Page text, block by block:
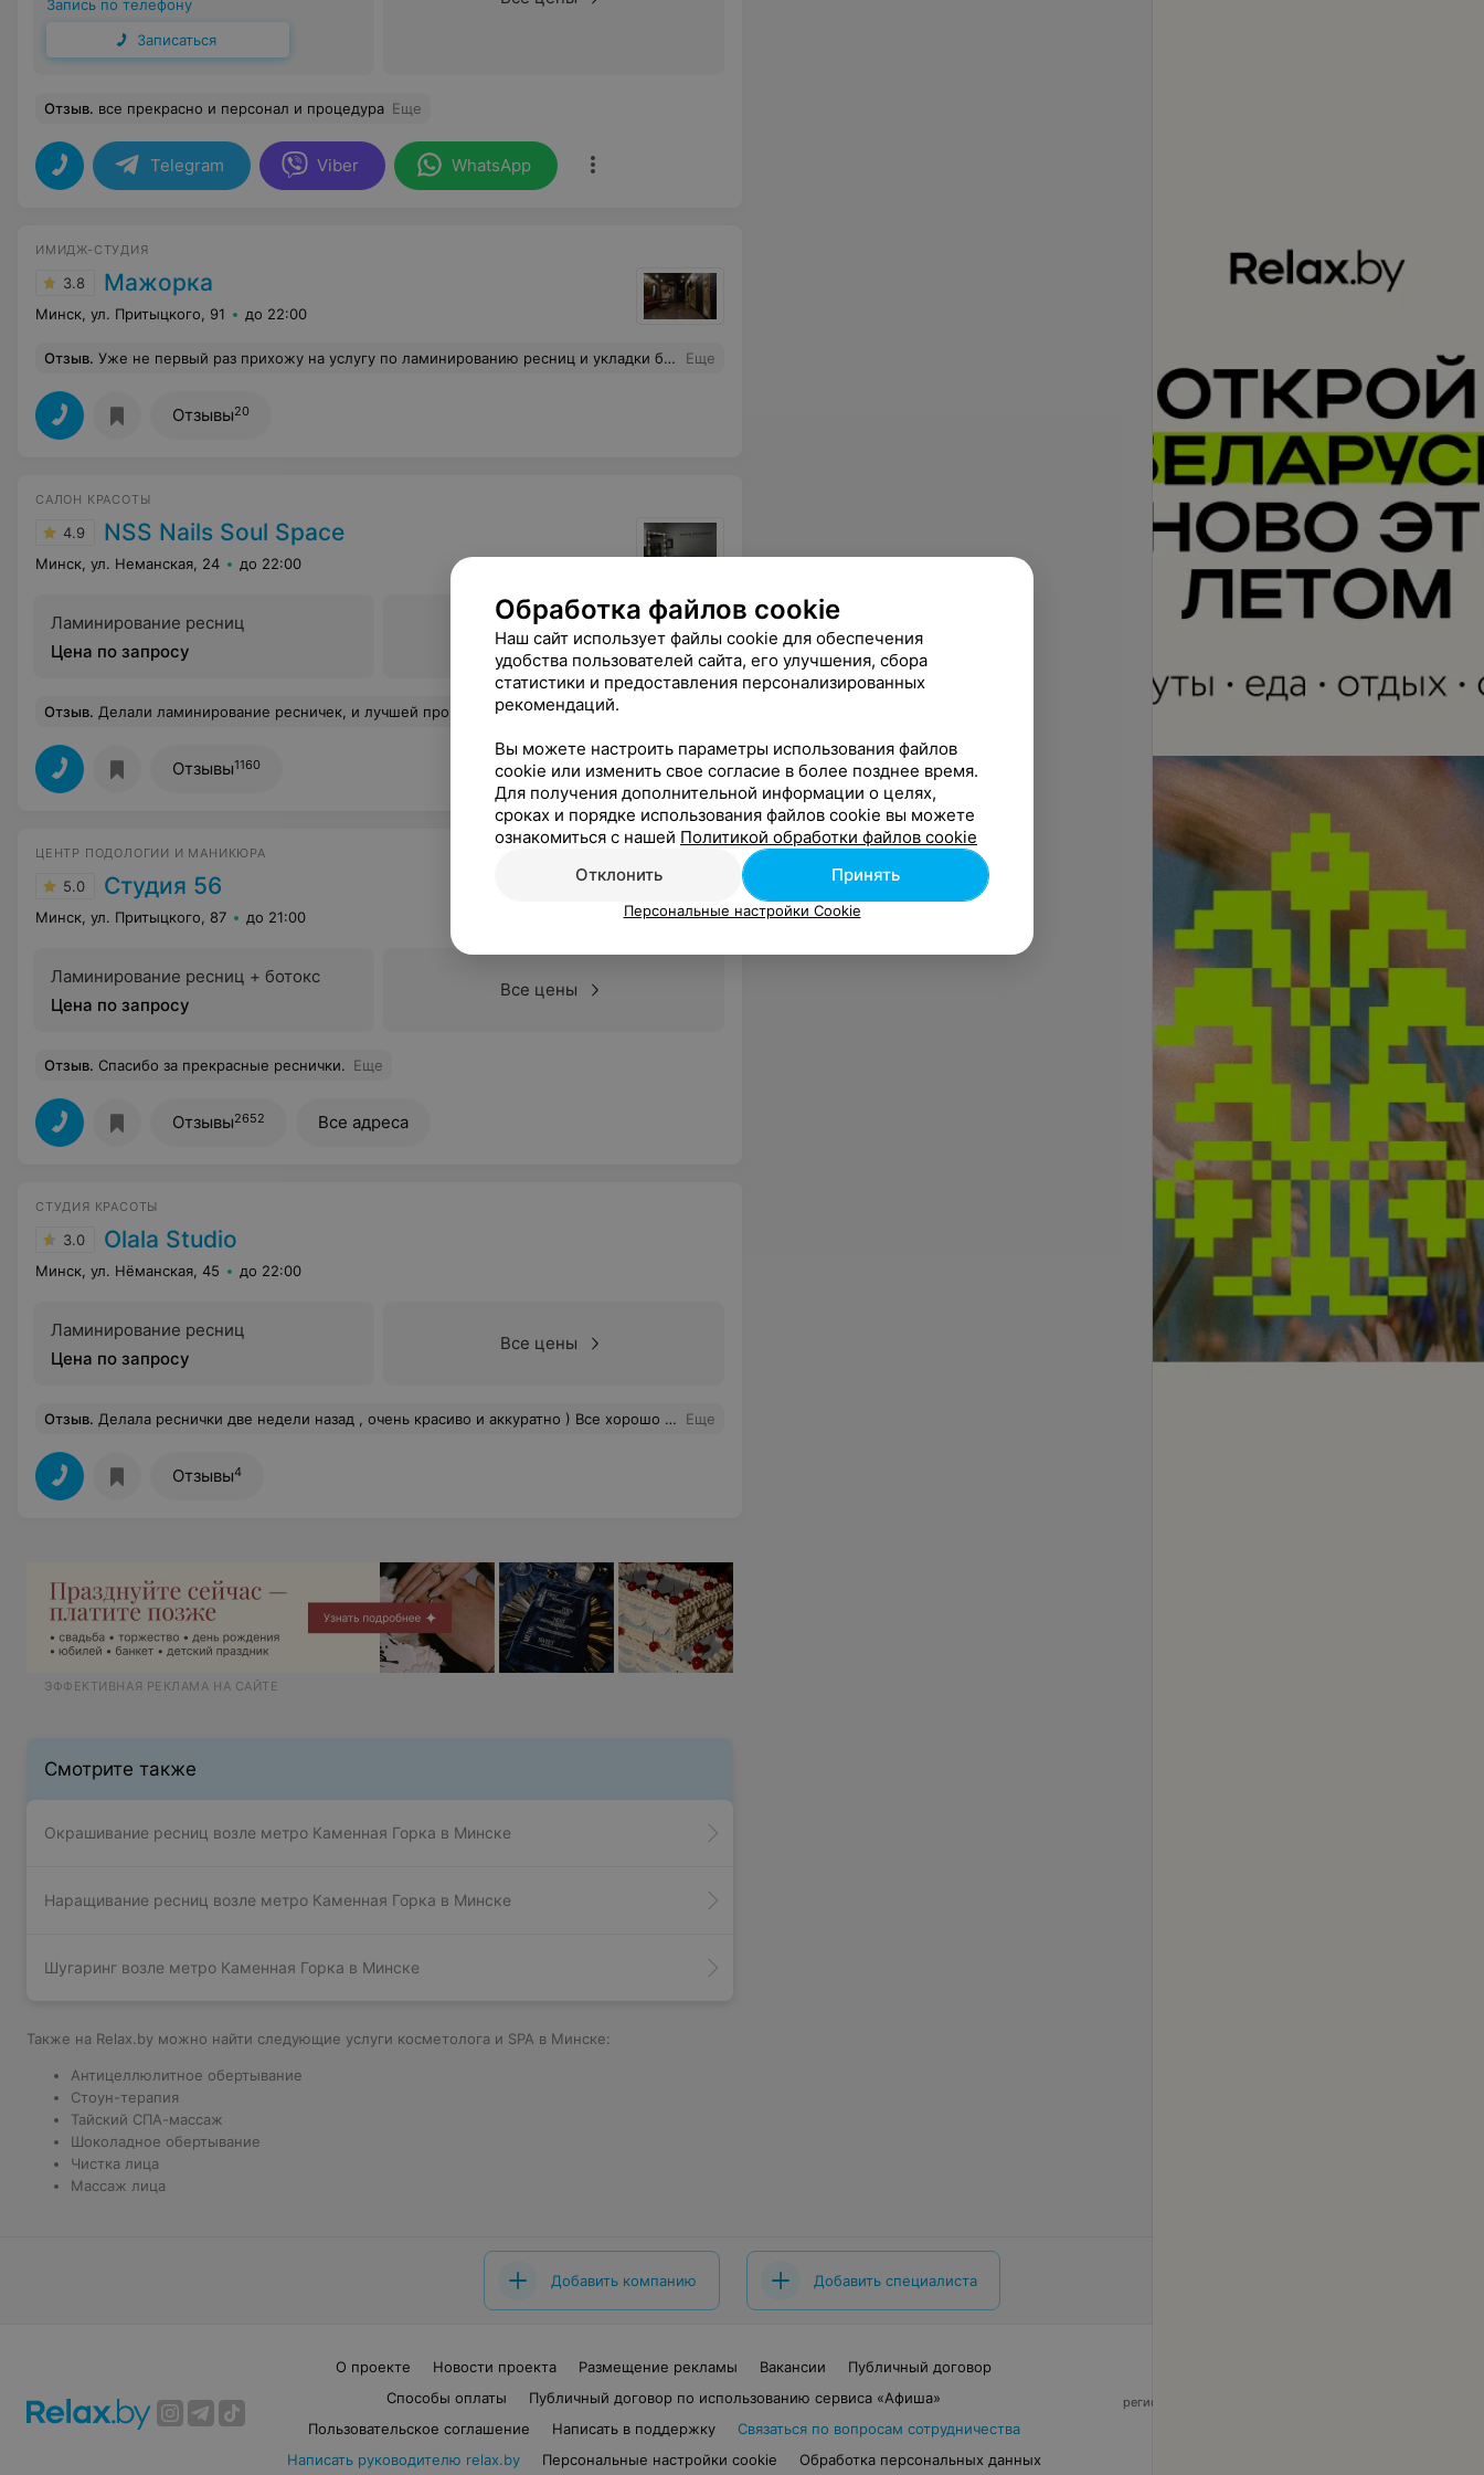
Запись по телефону
Записаться
Отзыв. все прекрасно и персонал и процедура Еще
Telegram Viber WhatsApp
ИМИДЖ-СТУДИЯ
3.8 Мажорка
Минск, ул. Притыцкого, 91 до 22:00
Отзыв. Уже не первый раз прихожу на услугу по ламинированию ресниц и укладки бровей и всегда очень довольна результатом. Ресницы и брови выглядят очень естественно и натурально,носятся больше месяца. Я рада, что нашла своего мастера) Еще
Отзывы20
САЛОН КРАСОТЫ
4.9 NSS Nails Soul Space
Минск, ул. Неманская, 24 до 22:00
Ламинирование ресниц
Цена по запросу
Все цены
Отзыв. Делали ламинирование ресничек, и лучшей процедуры я еще не встречала!) полтора часа пролетели как миг.. даже выспалась ☺️ и результат - чудо! Как и сама Яна))
Отзывы1160
ЦЕНТР ПОДОЛОГИИ И МАНИКЮРА
5.0 Студия 56
Минск, ул. Притыцкого, 87 до 21:00
Ламинирование ресниц + ботокс
Цена по запросу
Все цены
Отзыв. Спасибо за прекрасные реснички. Еще
Отзывы2652 Все адреса
СТУДИЯ КРАСОТЫ
3.0 Olala Studio
Минск, ул. Нёманская, 45 до 22:00
Ламинирование ресниц
Цена по запросу
Все цены
Отзыв. Делала реснички две недели назад , очень красиво и аккуратно ) Все хорошо держится, и в носке супер) Еще
Отзывы4
ЭФФЕКТИВНАЯ РЕКЛАМА НА САЙТЕ
Смотрите также
Окрашивание ресниц возле метро Каменная Горка в Минске
Наращивание ресниц возле метро Каменная Горка в Минске
Шугаринг возле метро Каменная Горка в Минске
Также на Relax.by можно найти следующие услуги косметолога и SPA в Минске:
Антицеллюлитное обертывание
Стоун-терапия
Тайский СПА-массаж
Шоколадное обертывание
Чистка лица
Массаж лица
Добавить компанию Добавить специалиста
О проекте Новости проекта Размещение рекламы Вакансии
Публичный договор
Способы оплаты
Публичный договор по использованию сервиса «Афиша»
Пользовательское соглашение
Написать в поддержку
Связаться по вопросам сотрудничества
Написать руководителю relax.by
Персональные настройки cookie Обработка персональных данных
регистрирующий орган - Минский горисполком
Обработка файлов cookie
Наш сайт использует файлы cookie для обеспечения
удобства пользователей сайта, его улучшения, сбора
статистики и предоставления персонализированных
рекомендаций.
Вы можете настроить параметры использования файлов
cookie или изменить свое согласие в более позднее время.
Для получения дополнительной информации о целях,
сроках и порядке использования файлов cookie вы можете
ознакомиться с нашей Политикой обработки файлов cookie
Отклонить
Принять
Персональные настройки Cookie